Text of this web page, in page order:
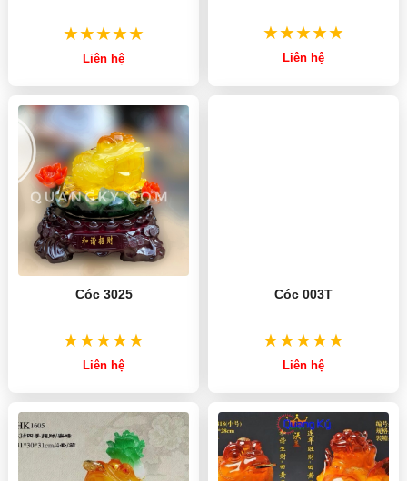
Liên hệ Liên hệ
Cóc 3025
Liên hệ
Cóc 003T
Liên hệ